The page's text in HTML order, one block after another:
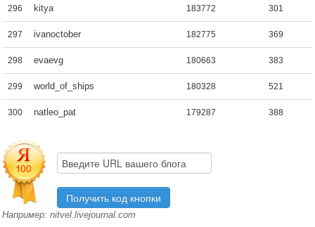
296 kitya 183772 301
297 ivanoctober 182775 369
298 evaevg 180663 383
299 world_of_ships 180328 521
300 natleo_pat 179287 388
Например: nitvel.livejournal.com